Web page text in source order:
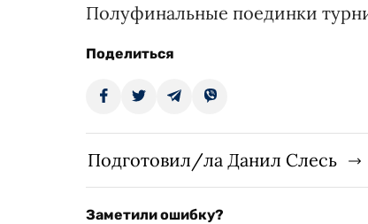
Полуфинальные поединки
Поделиться
Подготовил/ла Данил Слесь
Заметили ошибку?